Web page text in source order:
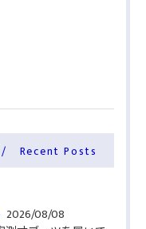
Recent Posts
2026/08/08